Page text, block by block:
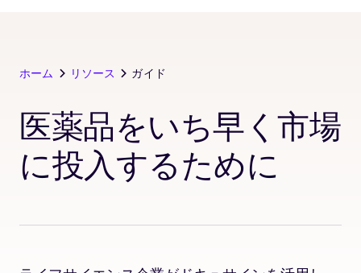
ホーム リソース ガイド
医薬品をいち早く市場
に投入するために